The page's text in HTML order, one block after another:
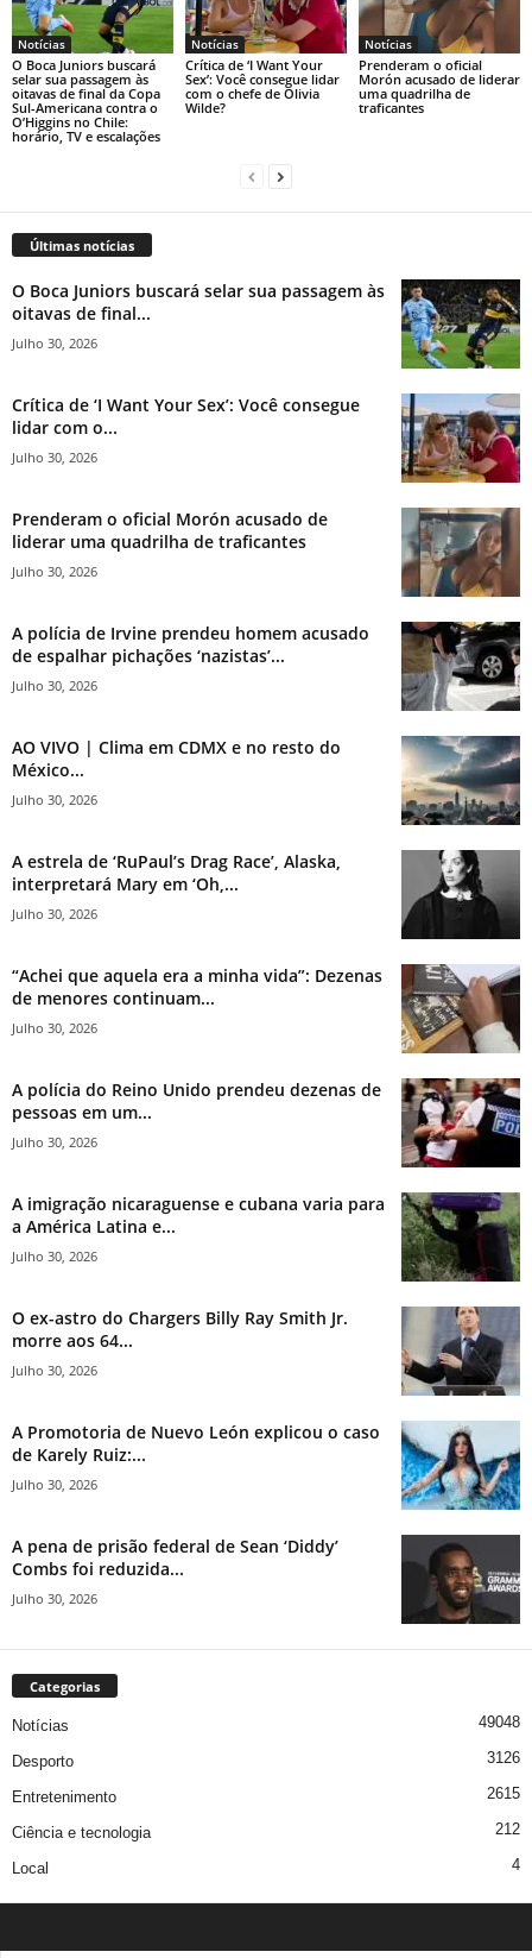
Notícias
O Boca Juniors buscará
selar sua passagem às
oitavas de final da Copa
Sul-Americana contra o
O’Higgins no Chile:
horário, TV e escalações
Notícias
Crítica de ‘I Want Your
Sex’: Você consegue lidar
com o chefe de Olivia
Wilde?
Notícias
Prenderam o oficial
Morón acusado de liderar
uma quadrilha de
traficantes
Últimas notícias
O Boca Juniors buscará selar sua passagem às
oitavas de final...
Julho 30, 2026
Crítica de ‘I Want Your Sex’: Você consegue
lidar com o...
Julho 30, 2026
Prenderam o oficial Morón acusado de
liderar uma quadrilha de traficantes
Julho 30, 2026
A polícia de Irvine prendeu homem acusado
de espalhar pichações ‘nazistas’...
Julho 30, 2026
AO VIVO | Clima em CDMX e no resto do
México...
Julho 30, 2026
A estrela de ‘RuPaul’s Drag Race’, Alaska,
interpretará Mary em ‘Oh,...
Julho 30, 2026
“Achei que aquela era a minha vida”: Dezenas
de menores continuam...
Julho 30, 2026
A polícia do Reino Unido prendeu dezenas de
pessoas em um...
Julho 30, 2026
A imigração nicaraguense e cubana varia para
a América Latina e...
Julho 30, 2026
O ex-astro do Chargers Billy Ray Smith Jr.
morre aos 64...
Julho 30, 2026
A Promotoria de Nuevo León explicou o caso
de Karely Ruiz:...
Julho 30, 2026
A pena de prisão federal de Sean ‘Diddy’
Combs foi reduzida...
Julho 30, 2026
Categorias
Notícias 49048
Desporto 3126
Entretenimento 2615
Ciência e tecnologia 212
Local 4